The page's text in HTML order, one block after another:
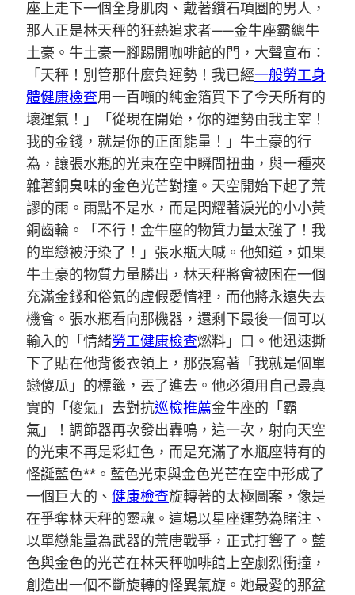
座上走下一個全身肌肉、戴著鑽石項圈的男人，
那人正是林天秤的狂熱追求者——金牛座霸總牛
土豪。牛土豪一腳踢開咖啡館的門，大聲宣布：
「天秤！別管那什麼負運勢！我已經一般勞工身
體健康檢查用一百噸的純金箔買下了今天所有的
壞運氣！」「從現在開始，你的運勢由我主宰！
我的金錢，就是你的正面能量！」牛土豪的行
為，讓張水瓶的光束在空中瞬間扭曲，與一種夾
雜著銅臭味的金色光芒對撞。天空開始下起了荒
謬的雨。雨點不是水，而是閃耀著淚光的小小黃
銅齒輪。「不行！金牛座的物質力量太強了！我
的單戀被汙染了！」張水瓶大喊。他知道，如果
牛土豪的物質力量勝出，林天秤將會被困在一個
充滿金錢和俗氣的虛假愛情裡，而他將永遠失去
機會。張水瓶看向那機器，還剩下最後一個可以
輸入的「情緒勞工健康檢查燃料」口。他迅速撕
下了貼在他背後衣領上，那張寫著「我就是個單
戀傻瓜」的標籤，丟了進去。他必須用自己最真
實的「傻氣」去對抗巡檢推薦金牛座的「霸
氣」！調節器再次發出轟鳴，這一次，射向天空
的光束不再是彩虹色，而是充滿了水瓶座特有的
怪誕藍色**。藍色光束與金色光芒在空中形成了
一個巨大的、 健康檢查旋轉著的太極圖案，像是
在爭奪林天秤的靈魂。這場以星座運勢為賭注、
以單戀能量為武器的荒唐戰爭，正式打響了。藍
色與金色的光芒在林天秤咖啡館上空劇烈衝撞，
創造出一個不斷旋轉的怪異氣旋。她最愛的那盆